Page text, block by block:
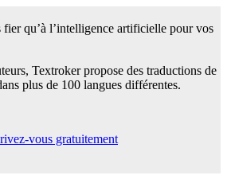
qu’à l’intelligence artificielle pour vos
Textroker propose des traductions de
plus de 100 langues différentes.
vous gratuitement